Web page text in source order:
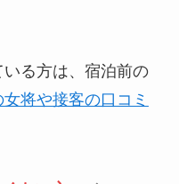
る方は、宿泊前の
将や接客の口コミ